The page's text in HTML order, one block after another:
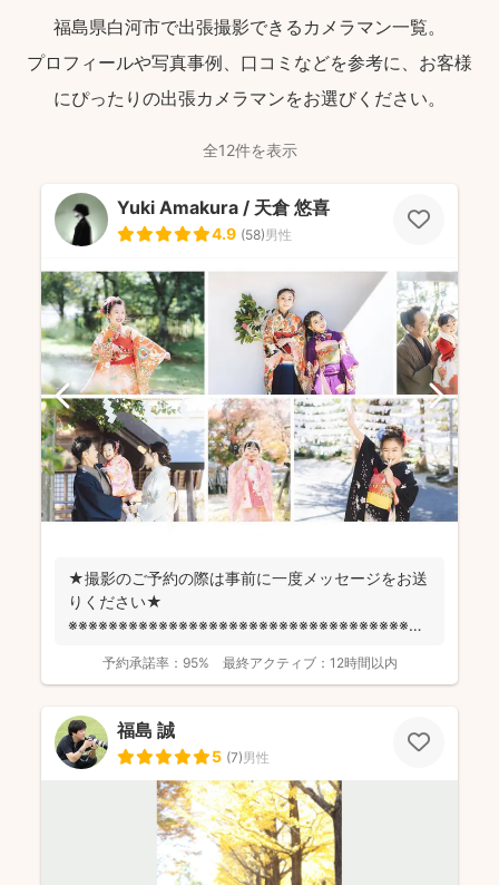
福島県白河市で出張撮影できるカメラマン一覧。
プロフィールや写真事例、口コミなどを参考に、お客様
にぴったりの出張カメラマンをお選びください。
全12件を表示
Yuki Amakura / 天倉 悠喜
4.9 (58)男性
★撮影のご予約の際は事前に一度メッセージをお送
りください★
※※※※※※※※※※※※※※※※※※※※※※※※※※※※※※※※※※※※
予約承諾率： 95% 最終アクティブ： 12時間以内
福島 誠
5 (7)男性